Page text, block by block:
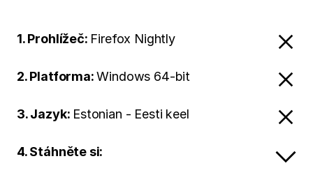
1. Prohlížeč: Firefox Nightly
2. Platforma:Windows 64-bit
3. Jazyk: Estonian - Eesti keel
4. Stáhněte si: